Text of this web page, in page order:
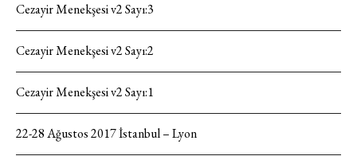
Cezayir Menekşesi v2 Sayı:3
Cezayir Menekşesi v2 Sayı:2
Cezayir Menekşesi v2 Sayı:1
22-28 Ağustos 2017 İstanbul – Lyon